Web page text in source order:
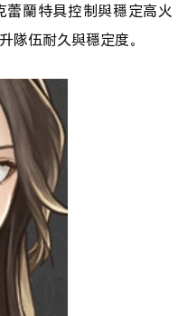
蕾蘭特具控制與穩定高火
隊伍耐久與穩定度。